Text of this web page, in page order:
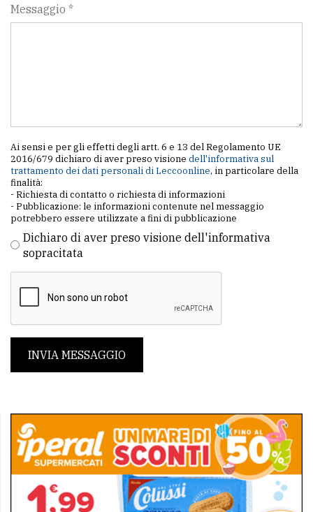
Messaggio *
Ai sensi e per gli effetti degli artt. 6 e 13 del Regolamento UE
2016/679 dichiaro di aver preso visione dell'informativa sul
trattamento dei dati personali di Leccoonline, in particolare della
finalità:
- Richiesta di contatto o richiesta di informazioni
- Pubblicazione: le informazioni contenute nel messaggio
potrebbero essere utilizzate a fini di pubblicazione
Dichiaro di aver preso visione dell'informativa
sopracitata
INVIA MESSAGGIO